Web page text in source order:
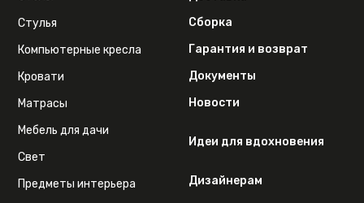
Стулья
Компьютерные кресла
Кровати
Матрасы
Мебель для дачи
Свет
Предметы интерьера
Сборка
Гарантия и возврат
Документы
Новости
Идеи для вдохновения
Дизайнерам